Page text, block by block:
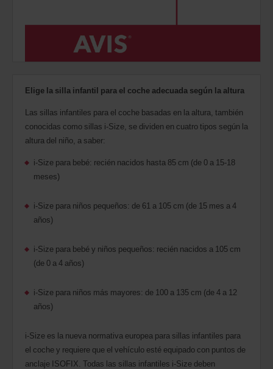
Elige la silla infantil para el coche adecuada según la altura
Las sillas infantiles para el coche basadas ​​en la altura, también
conocidas como sillas i-Size, se dividen en cuatro tipos según la
altura del niño, a saber:
i-Size para bebé: recién nacidos hasta 85 cm (de 0 a 15-18
meses)
i-Size para niños pequeños: de 61 a 105 cm (de 15 mes a 4
años)
i-Size para bebé y niños pequeños: recién nacidos a 105 cm
(de 0 a 4 años)
i-Size para niños más mayores: de 100 a 135 cm (de 4 a 12
años)
i-Size es la nueva normativa europea para sillas infantiles para
el coche y requiere que el vehículo esté equipado con puntos de
anclaje ISOFIX. Todas las sillas infantiles i-Size deben